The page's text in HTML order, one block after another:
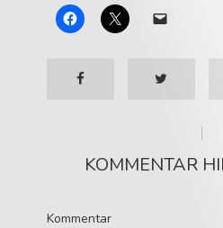
KOMMENTAR
Kommentar